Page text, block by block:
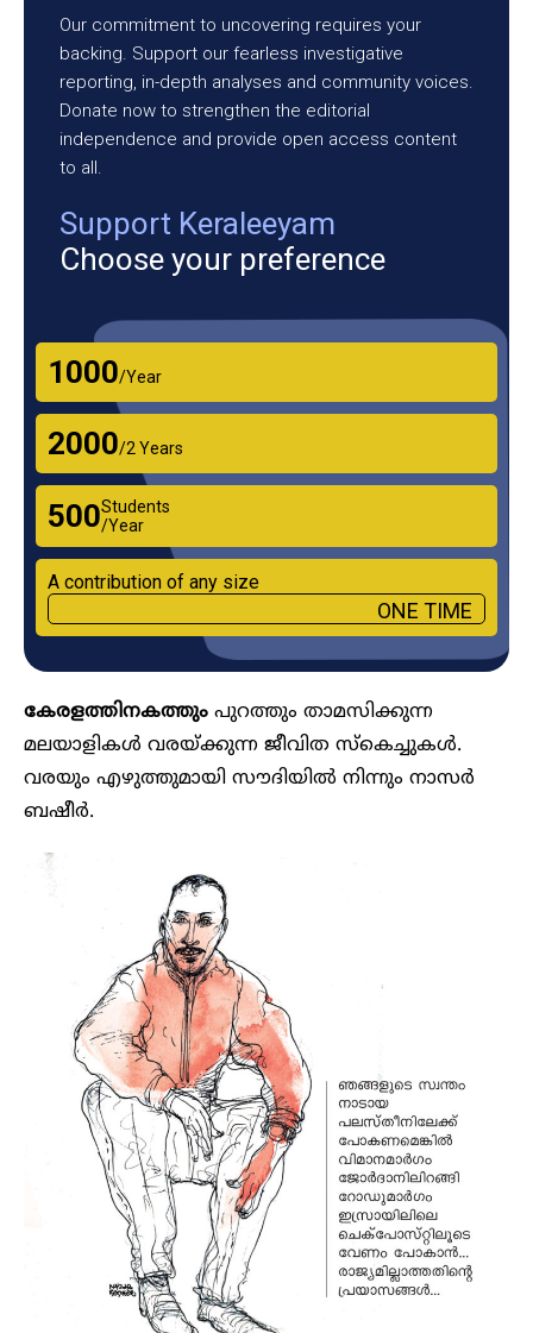
Our commitment to uncovering requires your
backing. Support our fearless investigative
reporting, in-depth analyses and community voices.
Donate now to strengthen the editorial
independence and provide open access content
to all.
Support Keraleeyam
Choose your preference
₹1000/Year
₹2000/2 Years
₹500Students
/Year
A contribution of any size
ONE TIME
കേരളത്തിനകത്തും പുറത്തും താമസിക്കുന്ന
മലയാളികൾ വരയ്ക്കുന്ന ജീവിത സ്കെച്ചുകൾ.
വരയും എഴുത്തുമായി സൗദിയിൽ നിന്നും നാസർ
ബഷീർ.